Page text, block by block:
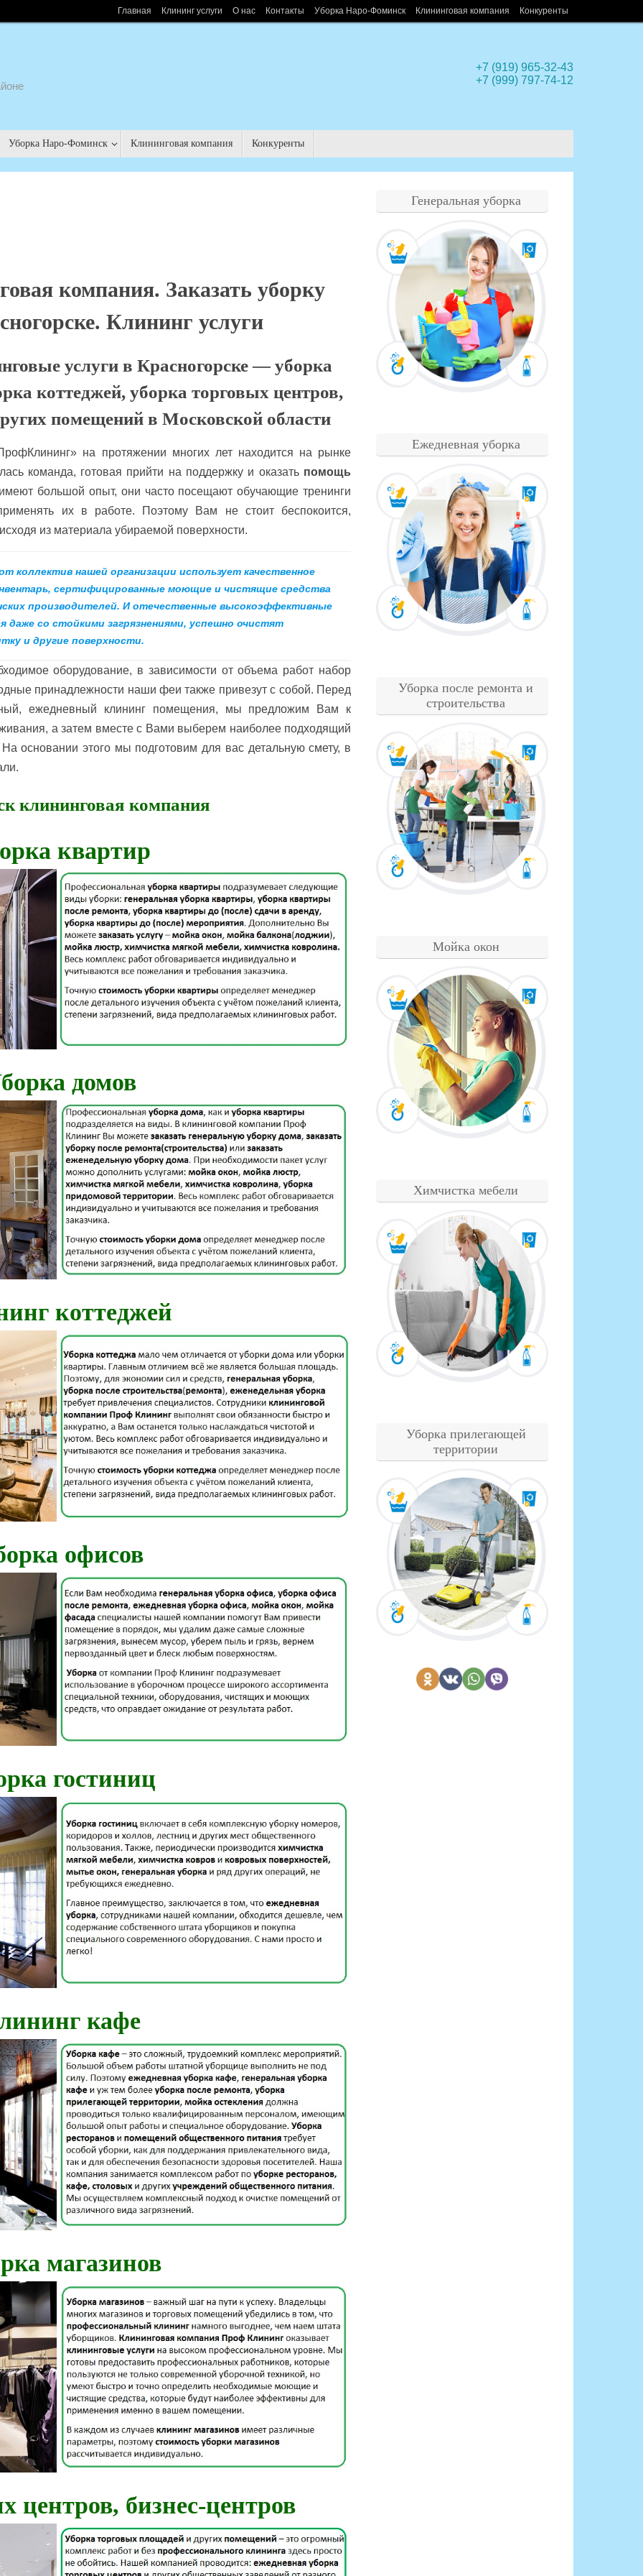
Главная Клининг услуги О нас Контакты Уборка Наро-Фоминск Клининговая компания Конкуренты
+7 (919) 965-32-43
+7 (999) 797-74-12
Уборка Наро-Фоминск Клининговая компания Конкуренты
компания. Заказать уборку
Клининг услуги
услуги в Красногорске — уборка
коттеджей, уборка торговых центров,
помещений в Московской области
на протяжении многих лет находится на рынке
команда, готовая прийти на поддержку и оказать помощь
большой опыт, они часто посещают обучающие тренинги
их в работе. Поэтому Вам не стоит беспокоится,
из материала убираемой поверхности.
коллектив нашей организации использует качественное
сертифицированные моющие и чистящие средства
производителей. И отечественные высокоэффективные
со стойкими загрязнениями, успешно очистят
и другие поверхности.
оборудование, в зависимости от объема работ набор
принадлежности наши феи также привезут с собой. Перед
ежедневный клининг помещения, мы предложим Вам к
а затем вместе с Вами выберем наиболее подходящий
основании этого мы подготовим для вас детальную смету, в
клининговая компания
квартир
домов
коттеджей
офисов
гостиниц
кафе
магазинов
центров, бизнес-центров
Генеральная уборка
Ежедневная уборка
Уборка после ремонта и
строительства
Мойка окон
Химчистка мебели
Уборка прилегающей
территории